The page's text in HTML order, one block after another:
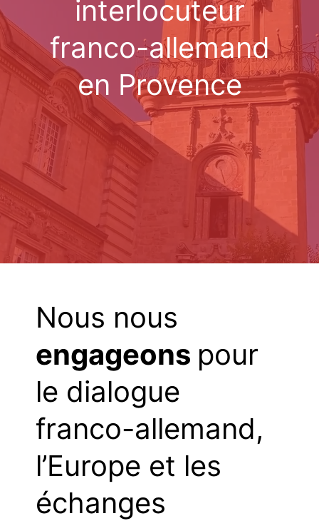
interlocuteur
franco-allemand
en Provence
Nous nous
engageons pour
le dialogue
franco-allemand,
l’Europe et les
échanges